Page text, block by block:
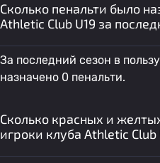
Сколько пенальти было
Athletic Club U19 за
За последний сезон в
назначено 0 пенальти.
Сколько красных и
игроки клуба Athletic